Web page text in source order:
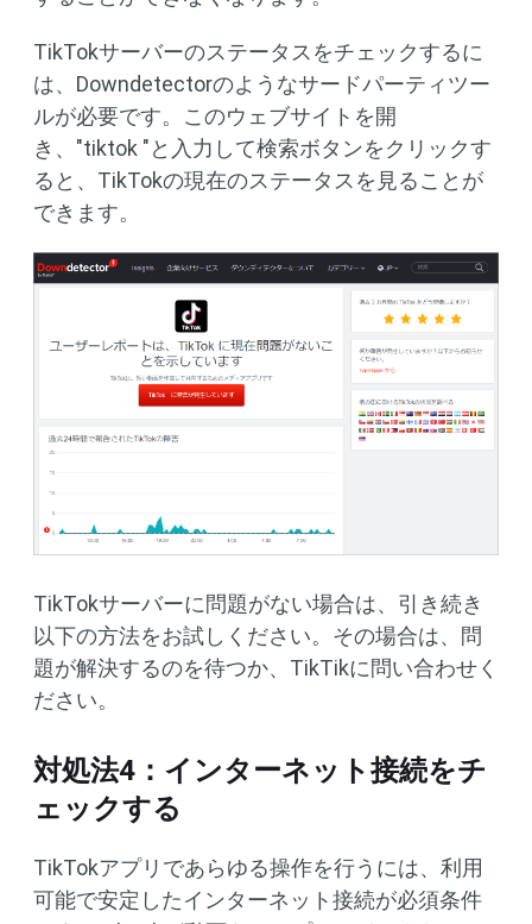
TikTokサーバーのステータスをチェックするに
は、Downdetectorのようなサードパーティツー
ルが必要です。このウェブサイトを開
き、"tiktok "と入力して検索ボタンをクリックす
ると、TikTokの現在のステータスを見ることが
できます。
TikTokサーバーに問題がない場合は、引き続き
以下の方法をお試しください。その場合は、問
題が解決するのを待つか、TikTikに問い合わせく
ださい。
対処法4：インターネット接続をチ
ェックする
TikTokアプリであらゆる操作を行うには、利用
可能で安定したインターネット接続が必須条件